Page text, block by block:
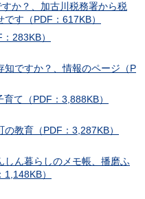
か？、加古川税務署から税
す（PDF：617KB）
283KB）
知ですか？、情報のページ（P
て（PDF：3,888KB）
教育（PDF：3,287KB）
しん暮らしのメモ帳、播磨ふ
）